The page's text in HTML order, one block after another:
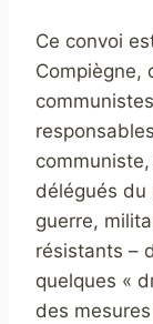
Ce convoi
Compiègne,
délégués du
guerre,
résistants –
quelques «
des